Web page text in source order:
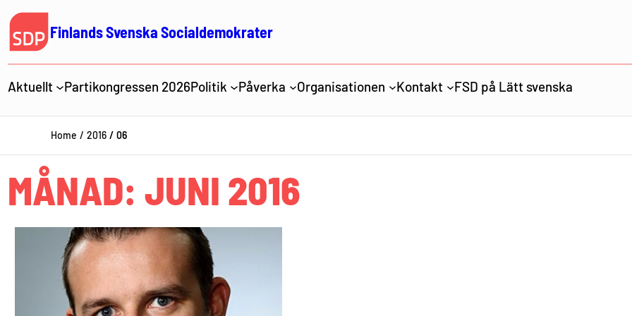
Hoppa
till
innehåll
Finlands Svenska Socialdemokrater
Aktuellt
Partikongressen 2026Politik Påverka Organisationen Kontakt FSD på Lätt svenska
Home 2016 06
MÅNAD: JUNI 2016